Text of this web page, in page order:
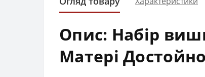
Опис: Набір
Матері